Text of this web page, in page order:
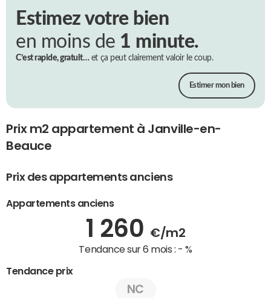
Estimez votre bien
en moins de 1 minute.
C’est rapide, gratuit…et ça peut clairement valoir le coup.
Estimer mon bien
Prix m2 appartement à Janville-en-
Beauce
Prix des appartements anciens
Appartements anciens
1 260 €/m2
Tendance sur 6 mois : - %
Tendance prix
NC